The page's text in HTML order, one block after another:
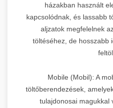
házakban használt
kapcsolódnak, és lassabb
aljzatok megfelelnek
töltéséhez, de hosszabb
Mobile (Mobil): A
töltőberendezések,
tulajdonosai magukkal